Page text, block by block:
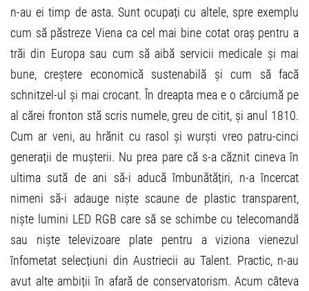
n-au ei timp de asta. Sunt ocupați cu altele, spre exemplu
cum să păstreze Viena ca cel mai bine cotat oraș pentru a
trăi din Europa sau cum să aibă servicii medicale și mai
bune, creștere economică sustenabilă și cum să facă
schnitzel-ul și mai crocant. În dreapta mea e o cârciumă pe
al cărei fronton stă scris numele, greu de citit, și anul 1810.
Cum ar veni, au hrănit cu rasol și wurști vreo patru-cinci
generații de mușterii. Nu prea pare că s-a căznit cineva în
ultima sută de ani să-i aducă îmbunătățiri, n-a încercat
nimeni să-i adauge niște scaune de plastic transparent,
niște lumini LED RGB care să se schimbe cu telecomandă
sau niște televizoare plate pentru a viziona vienezul
înfometat selecțiuni din Austriecii au Talent. Practic, n-au
avut alte ambiții în afară de conservatorism. Acum câteva